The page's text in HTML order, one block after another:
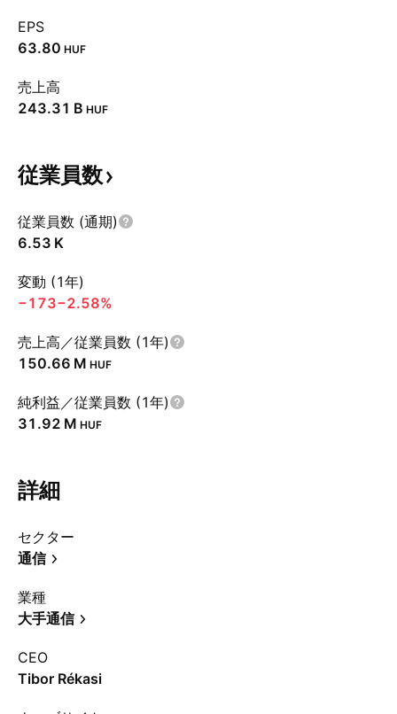
EPS
63.80 HUF
売上高
‪243.31 B‬ HUF
従業員数
従業員数 (通期)
‪6.53 K‬
変動 (1年)
−173−2.58%
売上高／従業員数 (1年)
‪150.66 M‬ HUF
純利益／従業員数 (1年)
‪31.92 M‬ HUF
詳細
セクター
通信
業種
大手通信
CEO
Tibor Rékasi